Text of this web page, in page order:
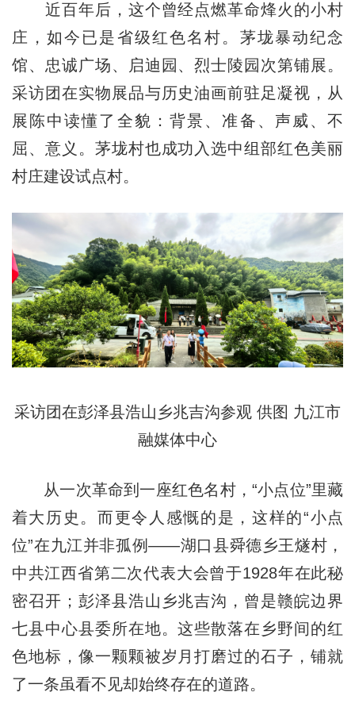
近百年后，这个曾经点燃革命烽火的小村
庄，如今已是省级红色名村。茅垅暴动纪念
馆、忠诚广场、启迪园、烈士陵园次第铺展。
采访团在实物展品与历史油画前驻足凝视，从
展陈中读懂了全貌：背景、准备、声威、不
屈、意义。茅垅村也成功入选中组部红色美丽
村庄建设试点村。
采访团在彭泽县浩山乡兆吉沟参观 供图 九江市
融媒体中心
从一次革命到一座红色名村，“小点位”里藏
着大历史。而更令人感慨的是，这样的“小点
位”在九江并非孤例——湖口县舜德乡王燧村，
中共江西省第二次代表大会曾于1928年在此秘
密召开；彭泽县浩山乡兆吉沟，曾是赣皖边界
七县中心县委所在地。这些散落在乡野间的红
色地标，像一颗颗被岁月打磨过的石子，铺就
了一条虽看不见却始终存在的道路。